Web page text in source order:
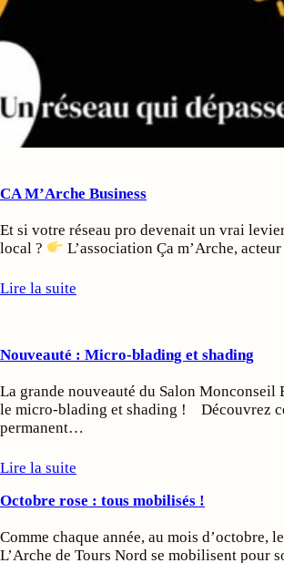
CA M’Arche Business
Et si votre réseau pro devenait un vrai
local ?
L’association Ça m’Arche,
Lire la suite
Nouveauté : Micro-blading et shading
La grande nouveauté du Salon Monconseil
le micro-blading et shading ! Découvrez
permanent…
Lire la suite
Octobre rose : tous mobilisés !
Comme chaque année, au mois d’octobre,
L’Arche de Tours Nord se mobilisent pour